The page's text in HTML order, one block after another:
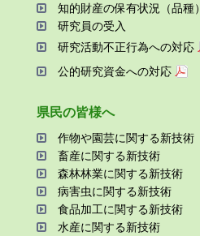
知的財産の保有状況（品種）
研究員の受⼊
研究活動不正⾏為への対応
公的研究資金への対応
県⺠の皆様へ
作物や園芸に関する新技術
畜産に関する新技術
森林林業に関する新技術
病害⾍に関する新技術
⾷品加⼯に関する新技術
⽔産に関する新技術